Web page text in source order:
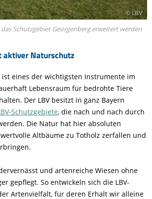
aktiver Naturschutz
© LBV
Schutzgebiet Georgenberg erweitert werden
ist eines der wichtigsten Instrumente im
Lebensraum für bedrohte Tiere
Der LBV besitzt in ganz Bayern
Schutzgebiete, die nach und nach durch
Die Natur hat hier absoluten
Altbäume zu Totholz zerfallen und
und artenreiche Wiesen ohne
gepflegt. So entwickeln sich die LBV-
Artenvielfalt, für deren Erhalt wir alleine